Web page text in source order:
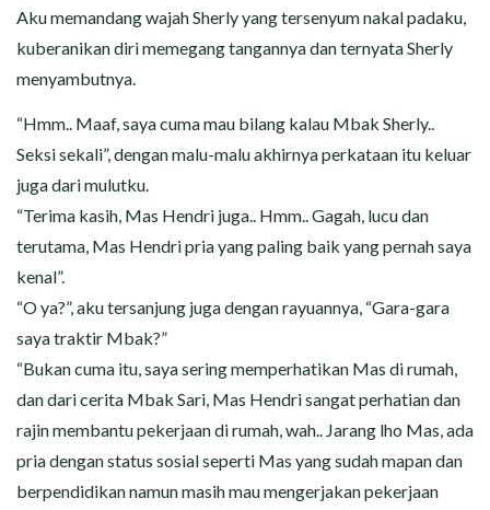
Aku memandang wajah Sherly yang tersenyum nakal padaku,
kuberanikan diri memegang tangannya dan ternyata Sherly
menyambutnya.
“Hmm.. Maaf, saya cuma mau bilang kalau Mbak Sherly..
Seksi sekali”, dengan malu-malu akhirnya perkataan itu keluar
juga dari mulutku.
“Terima kasih, Mas Hendri juga.. Hmm.. Gagah, lucu dan
terutama, Mas Hendri pria yang paling baik yang pernah saya
kenal”.
“O ya?”, aku tersanjung juga dengan rayuannya, “Gara-gara
saya traktir Mbak?”
“Bukan cuma itu, saya sering memperhatikan Mas di rumah,
dan dari cerita Mbak Sari, Mas Hendri sangat perhatian dan
rajin membantu pekerjaan di rumah, wah.. Jarang lho Mas, ada
pria dengan status sosial seperti Mas yang sudah mapan dan
berpendidikan namun masih mau mengerjakan pekerjaan